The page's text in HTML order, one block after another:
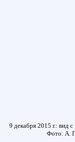
9 декабря 2015 г.: вид
Фото: А.